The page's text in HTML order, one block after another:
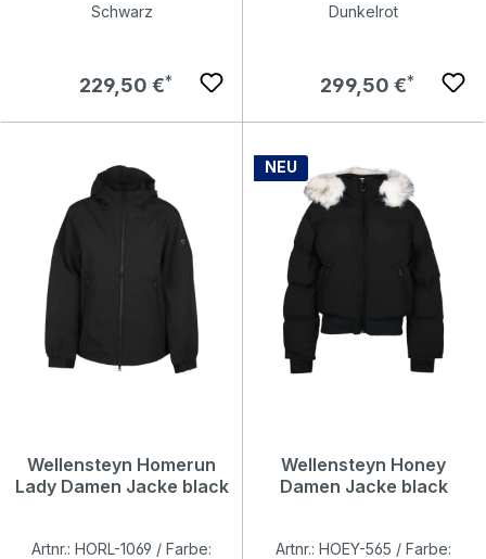
Schwarz
Regulärer Preis:
229,50 €
Dunkelrot
Regulärer Preis:
299,50 €
Wellensteyn Homerun
Lady Damen Jacke black
Artnr.: HORL-1069 / Farbe:
NEU
Wellensteyn Honey
Damen Jacke black
Artnr.: HOEY-565 / Farbe: